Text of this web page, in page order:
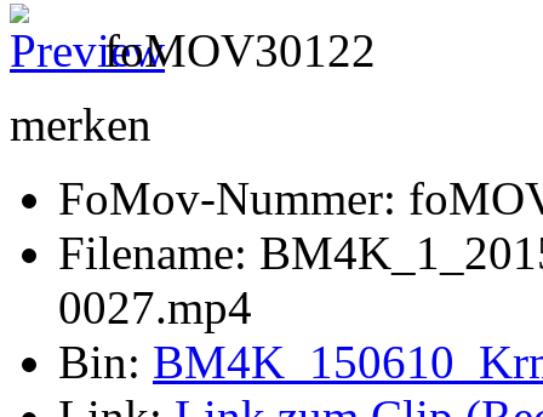
foMOV30122
merken
FoMov-Nummer:
Filename:
0027.mp4
Bin: